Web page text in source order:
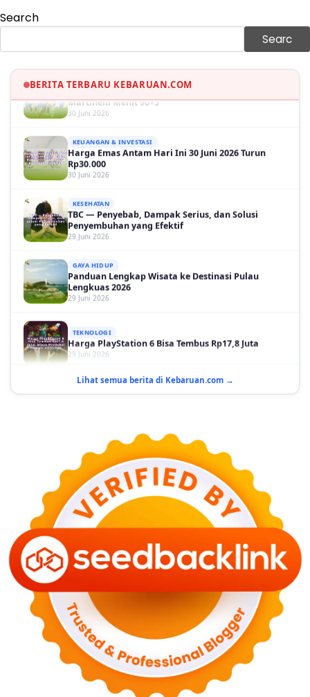
Search
Searc
BERITA TERBARU KEBARUAN.COM
Martinelli Menit 90+5
Rp30.000
30 Juni 2026
Penyembuhan yang Efektif
29 Juni 2026
Lengkuas 2026
29 Juni 2026
Harga PlayStation 6 Bisa Tembus Rp17,8 Juta
29 Juni 2026
10 Adegan Film Terikat Janji yang Sangat Tak
Bahaya Memakai Softlens untuk Mata yang Jarang
Diketahui
29 Juni 2026
NASIONAL
PLN Kalimantan Lakukan Manajemen Beban
Akibat Gangguan PLTGU
29 Juni 2026
KEUANGAN & INVESTASI
Harga Minyak Dunia Hari Ini Naik, WTI dan Brent
GAYA HIDUP
Sinopsis Film Marauders, Misteri Perampokan
Bank dengan Konspirasi Tersembunyi
30 Juni 2026
OLAH RAGA
Hasil Brasil vs Jepang 2-1: Comeback Dramatis, Gol
Lihat semua berita di Kebaruan.com →